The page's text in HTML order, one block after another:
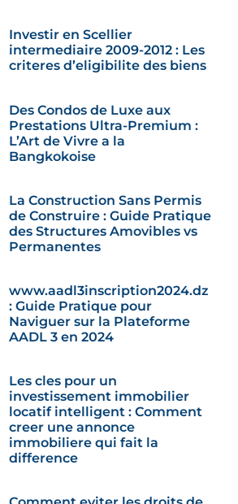
Investir en Scellier
intermediaire 2009-2012 : Les
criteres d’eligibilite des biens
Des Condos de Luxe aux
Prestations Ultra-Premium :
L’Art de Vivre a la
Bangkokoise
La Construction Sans Permis
de Construire : Guide Pratique
des Structures Amovibles vs
Permanentes
www.aadl3inscription2024.dz
: Guide Pratique pour
Naviguer sur la Plateforme
AADL 3 en 2024
Les cles pour un
investissement immobilier
locatif intelligent : Comment
creer une annonce
immobiliere qui fait la
difference